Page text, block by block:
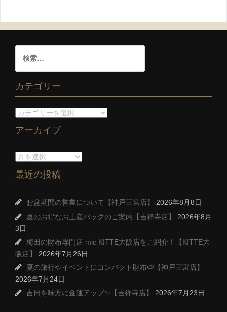
カテゴリー
アーカイブ
最近の投稿
お盆期間の営業について【神戸三宮店】
2026年8月8日
夏のお得なお土産バッグのご案内【吉祥寺店】
2026年8月
3日
梅田の財布専門店 mic KITTE大阪店をご紹介！【KITTE大
阪店】
2026年7月26日
夏の旅行やイベントにコンパクト財布🍉【神戸三宮店】
2026年7月24日
吉日を味方に金運アップ✨【吉祥寺店】
2026年7月23日